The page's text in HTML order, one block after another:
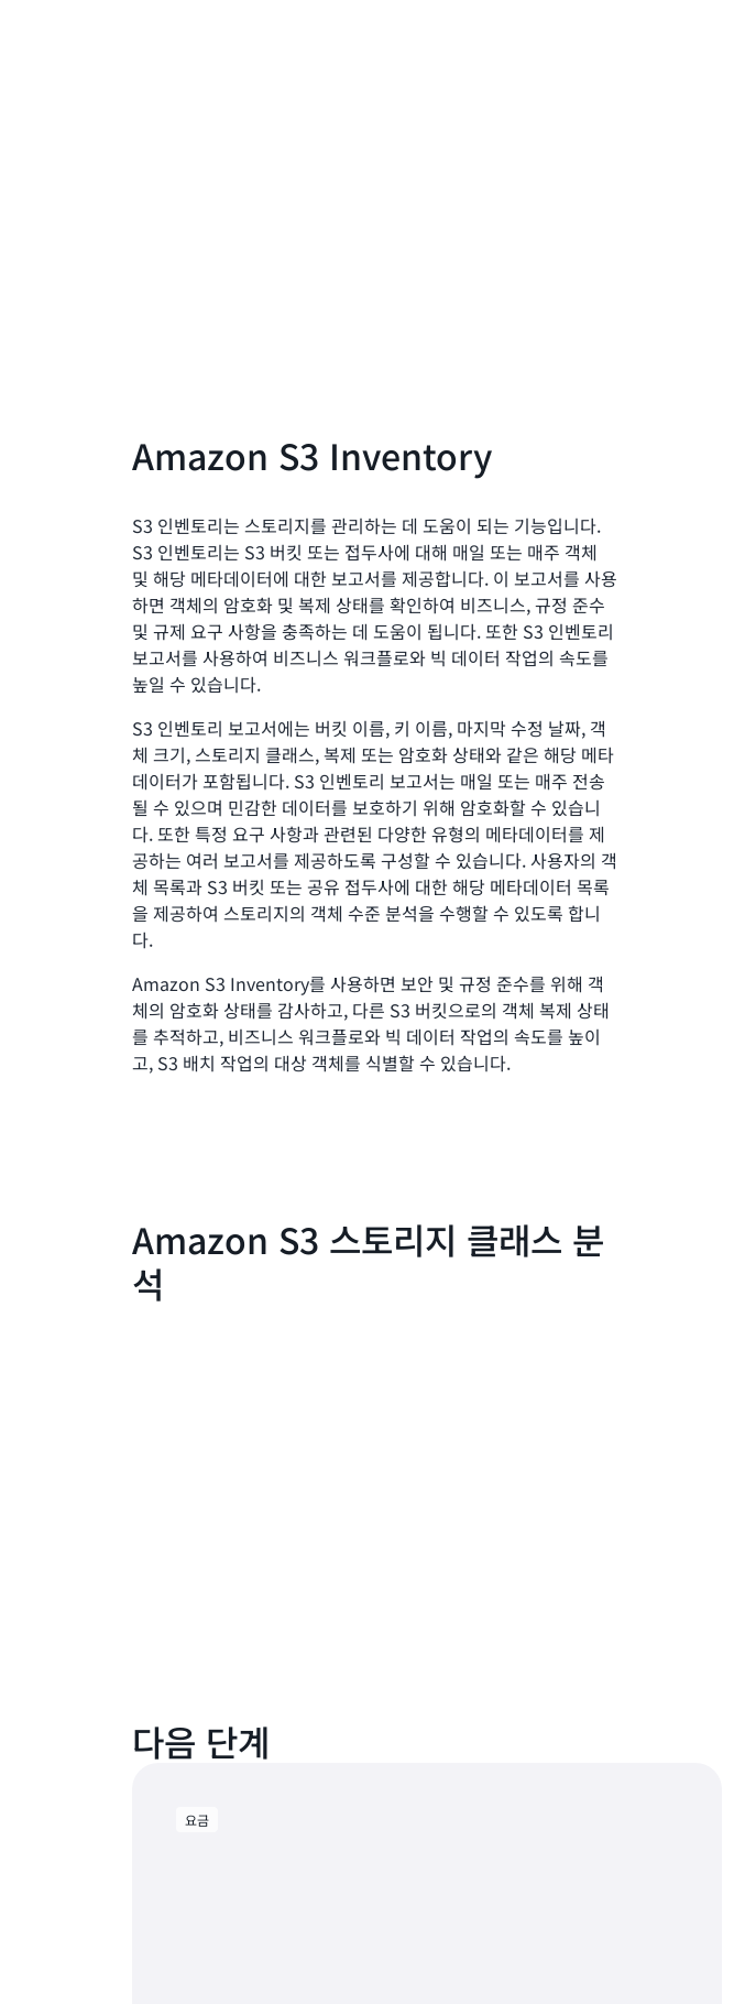
Amazon S3 Inventory
S3 인벤토리는 스토리지를 관리하는 데 도움이 되는 기능입니다.
S3 인벤토리는 S3 버킷 또는 접두사에 대해 매일 또는 매주 객체
및 해당 메타데이터에 대한 보고서를 제공합니다. 이 보고서를 사용
하면 객체의 암호화 및 복제 상태를 확인하여 비즈니스, 규정 준수
및 규제 요구 사항을 충족하는 데 도움이 됩니다. 또한 S3 인벤토리
보고서를 사용하여 비즈니스 워크플로와 빅 데이터 작업의 속도를
높일 수 있습니다.
S3 인벤토리 보고서에는 버킷 이름, 키 이름, 마지막 수정 날짜, 객
체 크기, 스토리지 클래스, 복제 또는 암호화 상태와 같은 해당 메타
데이터가 포함됩니다. S3 인벤토리 보고서는 매일 또는 매주 전송
될 수 있으며 민감한 데이터를 보호하기 위해 암호화할 수 있습니
다. 또한 특정 요구 사항과 관련된 다양한 유형의 메타데이터를 제
공하는 여러 보고서를 제공하도록 구성할 수 있습니다. 사용자의 객
체 목록과 S3 버킷 또는 공유 접두사에 대한 해당 메타데이터 목록
을 제공하여 스토리지의 객체 수준 분석을 수행할 수 있도록 합니
다.
Amazon S3 Inventory를 사용하면 보안 및 규정 준수를 위해 객
체의 암호화 상태를 감사하고, 다른 S3 버킷으로의 객체 복제 상태
를 추적하고, 비즈니스 워크플로와 빅 데이터 작업의 속도를 높이
고, S3 배치 작업의 대상 객체를 식별할 수 있습니다.
Amazon S3 스토리지 클래스 분
석
다음 단계
요금